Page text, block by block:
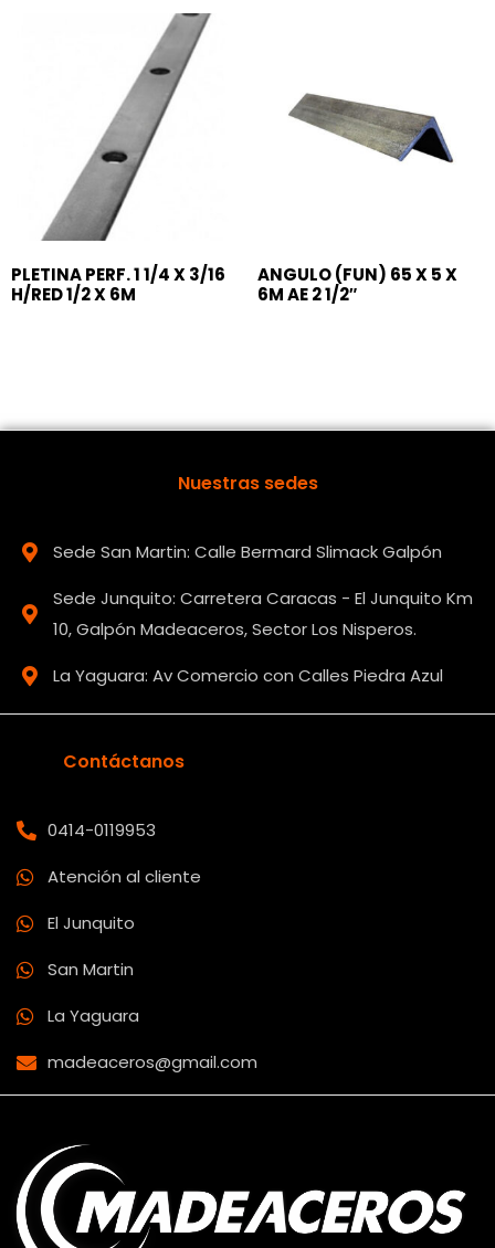
PLETINA PERF. 1 1/4 X 3/16
H/RED 1/2 X 6M
ANGULO (FUN) 65 X 5 X
6M AE 2 1/2″
Contáctanos
0414-0119953
Atención al cliente
El Junquito
San Martin
La Yaguara
madeaceros@gmail.com
Nuestras sedes
Sede San Martin: Calle Bermard Slimack Galpón
Sede Junquito: Carretera Caracas - El Junquito Km
10, Galpón Madeaceros, Sector Los Nisperos.
La Yaguara: Av Comercio con Calles Piedra Azul